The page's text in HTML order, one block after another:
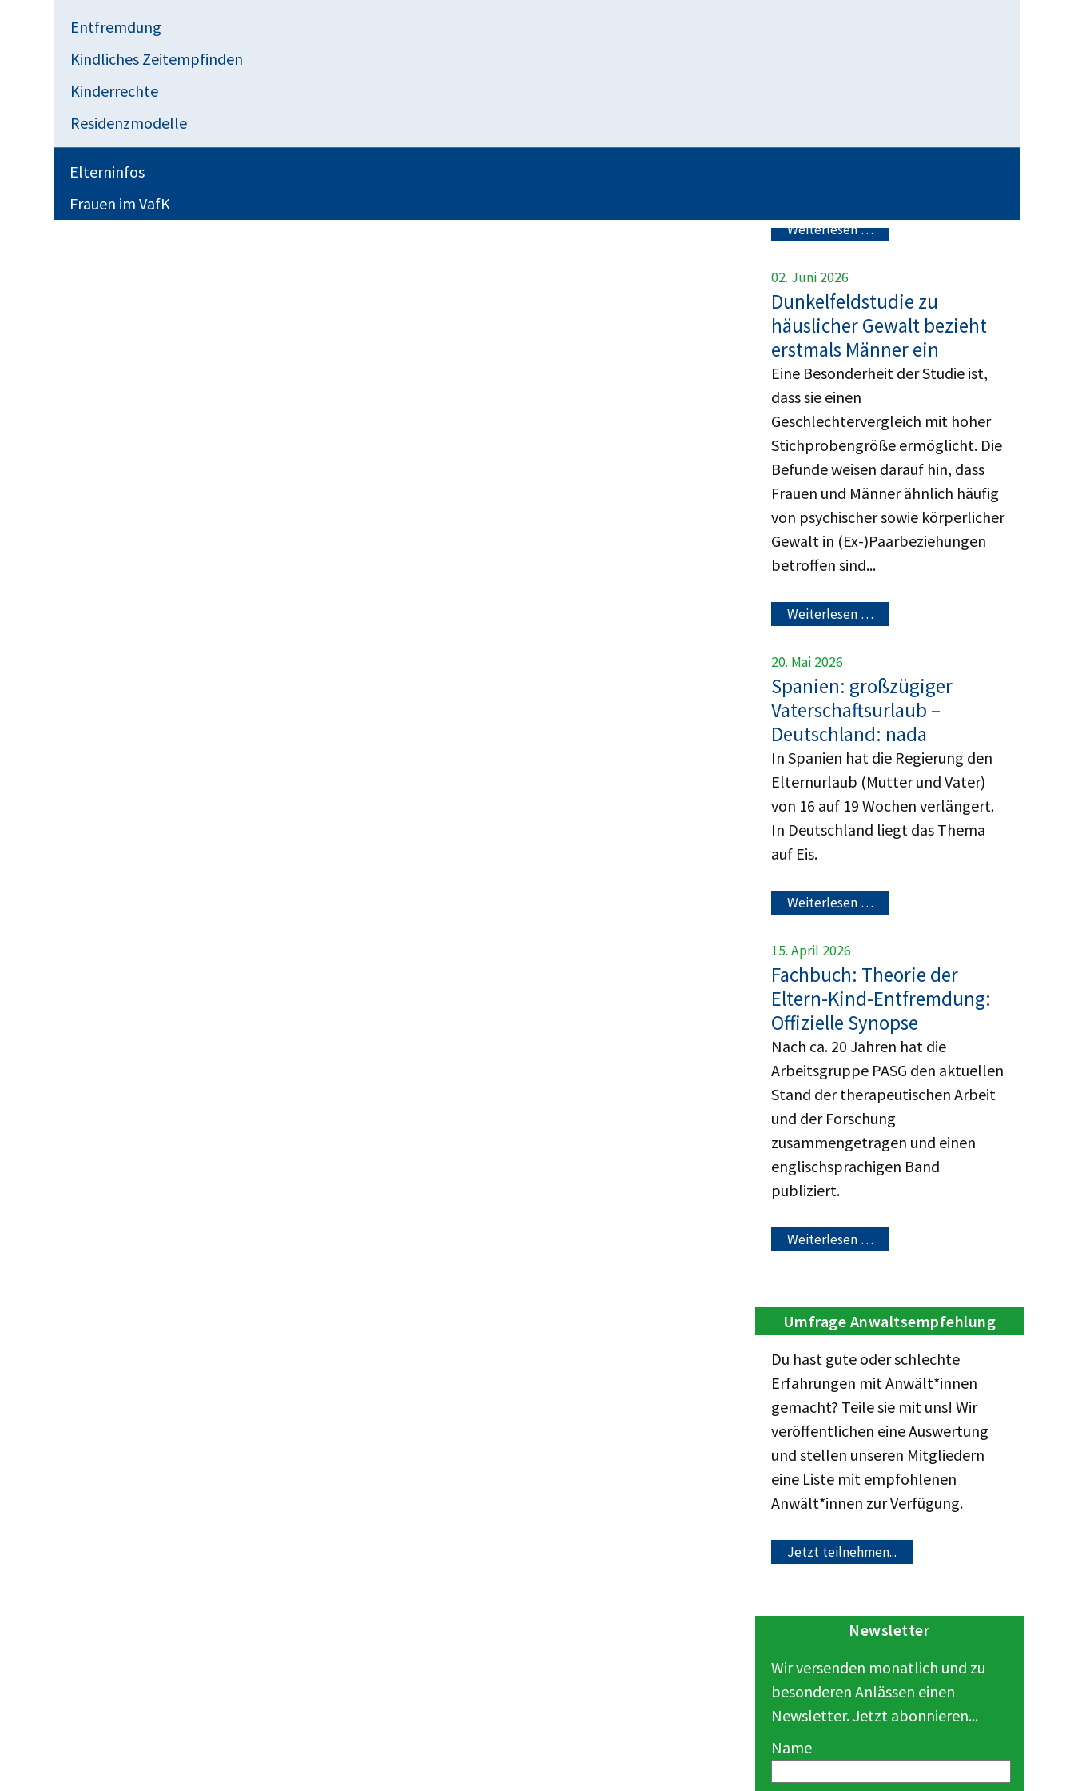
Entfremdung
Kindliches Zeitempfinden
Kinderrechte
Residenzmodelle
Elterninfos
Frauen im VafK
Weiterlesen …
02. Juni 2026
Dunkelfeldstudie zu
häuslicher Gewalt bezieht
erstmals Männer ein
Eine Besonderheit der Studie ist,
dass sie einen
Geschlechtervergleich mit hoher
Stichprobengröße ermöglicht. Die
Befunde weisen darauf hin, dass
Frauen und Männer ähnlich häufig
von psychischer sowie körperlicher
Gewalt in (Ex-)Paarbeziehungen
betroffen sind...
Weiterlesen …
20. Mai 2026
Spanien: großzügiger
Vaterschaftsurlaub –
Deutschland: nada
In Spanien hat die Regierung den
Elternurlaub (Mutter und Vater)
von 16 auf 19 Wochen verlängert.
In Deutschland liegt das Thema
auf Eis.
Weiterlesen …
15. April 2026
Fachbuch: Theorie der
Eltern-Kind-Entfremdung:
Offizielle Synopse
Nach ca. 20 Jahren hat die
Arbeitsgruppe PASG den aktuellen
Stand der therapeutischen Arbeit
und der Forschung
zusammengetragen und einen
englischsprachigen Band
publiziert.
Weiterlesen …
Umfrage Anwaltsempfehlung
Du hast gute oder schlechte
Erfahrungen mit Anwält*innen
gemacht? Teile sie mit uns! Wir
veröffentlichen eine Auswertung
und stellen unseren Mitgliedern
eine Liste mit empfohlenen
Anwält*innen zur Verfügung.
Jetzt teilnehmen...
Newsletter
Wir versenden monatlich und zu
besonderen Anlässen einen
Newsletter. Jetzt abonnieren...
Name